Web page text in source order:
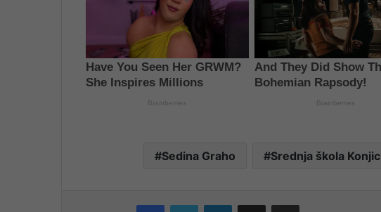
Sedina Graho Srednja škola Konjic
FacebookTwitter LinkedInShare via Email Print